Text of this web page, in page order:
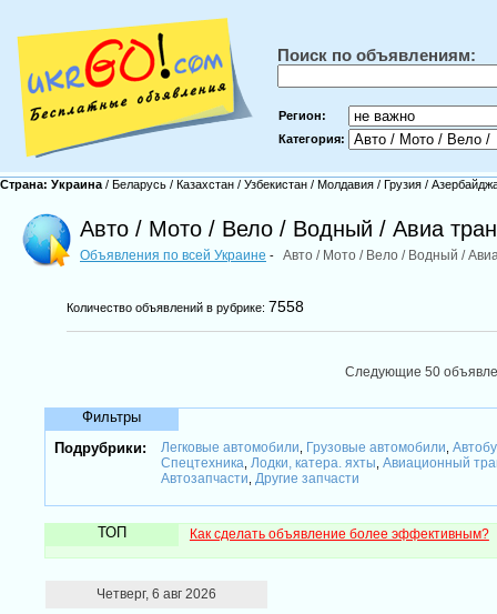
Поиск по объявлениям:
Регион:
Категория:
Страна: Украина / Беларусь / Казахстан / Узбекистан / Молдавия / Грузия /
Авто / Мото / Вело / Водный / Авиа
Объявления по всей Украине - Авто / Мото / Вело / Водный /
Количество объявлений в рубрике: 7558
Следующие 50
Фильтры
Подрубрики:
Легковые автомобили Грузовые автомобили
Спецтехника Лодки, катера. яхты Авиационный
Автозапчасти Другие запчасти
ТОП Как сделать объявление более эффективным?
Четверг, 6 авг 2026